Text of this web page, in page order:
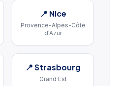
📍 Nice
Provence-Alpes-Côte
d'Azur
📍Strasbourg
Grand Est